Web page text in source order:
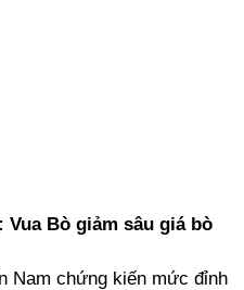
Bò giảm sâu giá bò
Nam chứng kiến mức đỉnh